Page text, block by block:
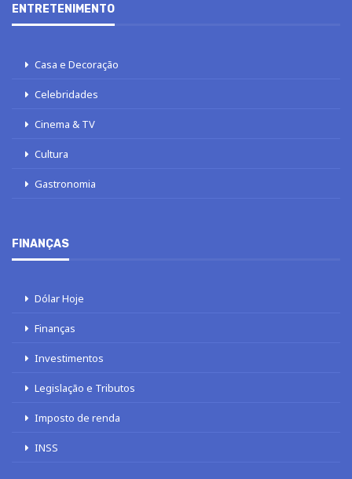
ENTRETENIMENTO
Casa e Decoração
Celebridades
Cinema & TV
Cultura
Gastronomia
FINANÇAS
Dólar Hoje
Finanças
Investimentos
Legislação e Tributos
Imposto de renda
INSS